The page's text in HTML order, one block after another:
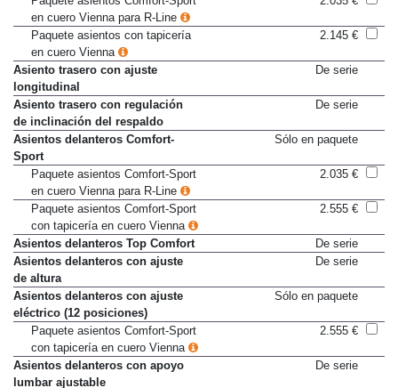
Paquete asientos Comfort-Sport
en cuero Vienna para R-Line
Paquete asientos con tapicería
en cuero Vienna
Asiento trasero con ajuste
longitudinal
Asiento trasero con regulación
de inclinación del respaldo
Asientos delanteros Comfort-
Sport
Paquete asientos Comfort-Sport
en cuero Vienna para R-Line
Paquete asientos Comfort-Sport
con tapicería en cuero Vienna
Asientos delanteros Top Comfort
De serie
Asientos delanteros con ajuste
de altura
Asientos delanteros con ajuste
eléctrico (12 posiciones)
Paquete asientos Comfort-Sport
con tapicería en cuero Vienna
Asientos delanteros con apoyo